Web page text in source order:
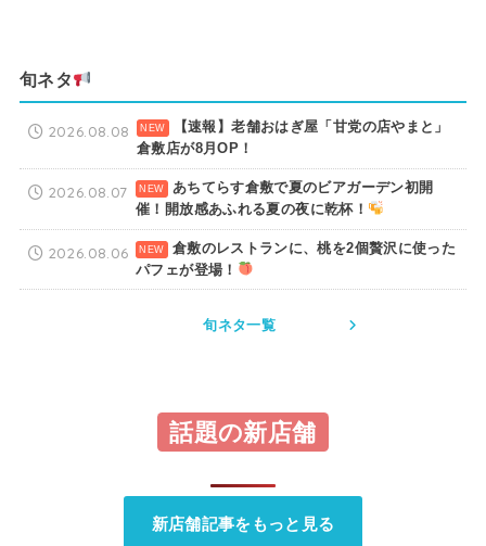
旬ネタ
【速報】老舗おはぎ屋「甘党の店やまと」
倉敷店が8月OP！
2026.08.08
あちてらす倉敷で夏のビアガーデン初開
催！開放感あふれる夏の夜に乾杯！
2026.08.07
倉敷のレストランに、桃を2個贅沢に使った
パフェが登場！
2026.08.06
旬ネタ一覧
話題の新店舗
新店舗記事をもっと見る